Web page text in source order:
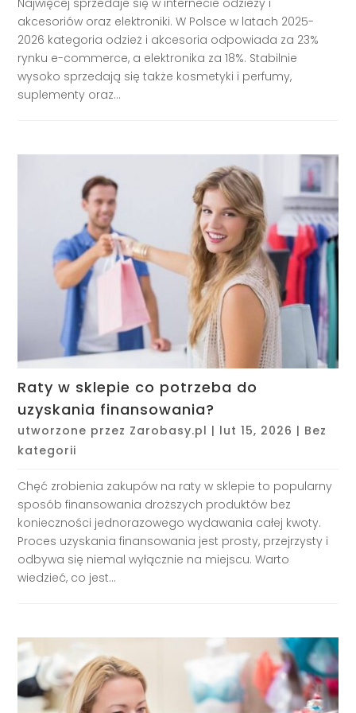
akcesoriów oraz elektroniki. W Polsce w latach 2025-
2026 kategoria odzież i akcesoria odpowiada za 23%
rynku e-commerce, a elektronika za 18%. Stabilnie
wysoko sprzedają się także kosmetyki i perfumy,
suplementy oraz...
Raty w sklepie co potrzeba do
uzyskania finansowania?
utworzone przez Zarobasy.pl | lut 15, 2026 | Bez
kategorii
Chęć zrobienia zakupów na raty w sklepie to popularny
sposób finansowania droższych produktów bez
konieczności jednorazowego wydawania całej kwoty.
Proces uzyskania finansowania jest prosty, przejrzysty i
odbywa się niemal wyłącznie na miejscu. Warto
wiedzieć, co jest...